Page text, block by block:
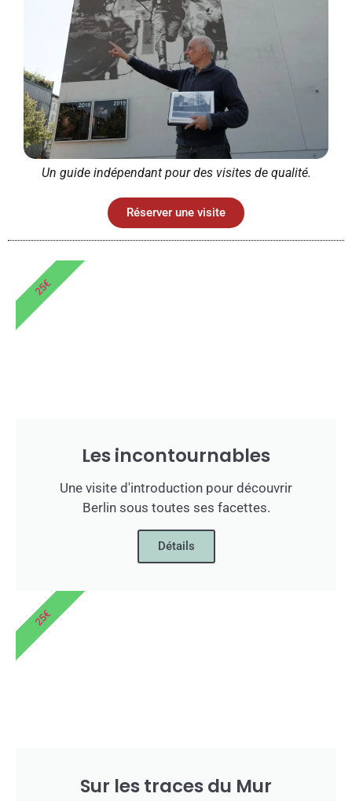
Un guide indépendant pour des visites de qualité.
Réserver une visite
Les incontournables
Une visite d'introduction pour découvrir
Berlin sous toutes ses facettes.
Détails
25€
Sur les traces du Mur
25€